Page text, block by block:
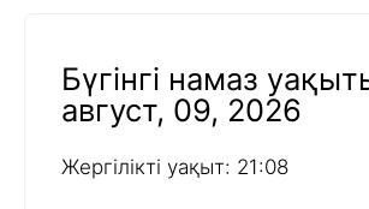
Бүгінгі намаз
август, 09, 2026
Жергілікті уақыт: 21:08